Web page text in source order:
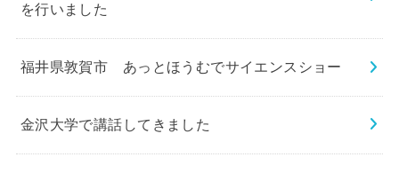
を行いました
福井県敦賀市 あっとほうむでサイエンスショー
金沢大学で講話してきました